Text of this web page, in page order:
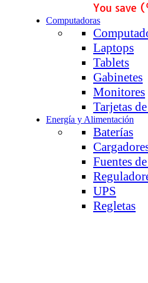
You save (
Computadoras
Laptops
Tablets
Gabinetes
Monitores
Tarjetas
Energía y Alimentación
Baterías
Fuentes
UPS
Regletas